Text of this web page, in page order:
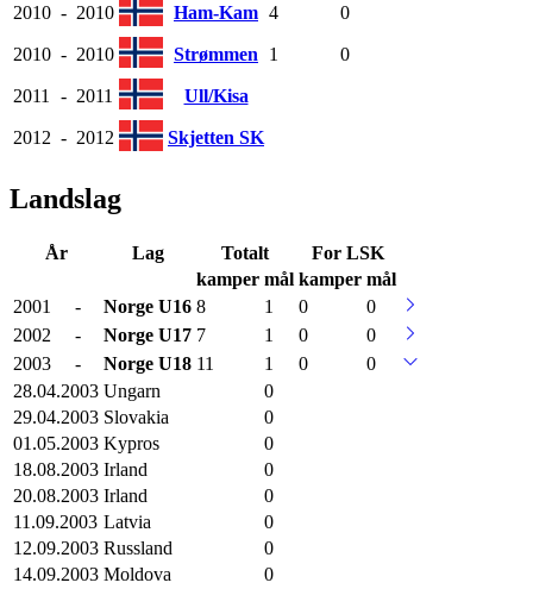
2010 - 2010 Ham-Kam 4 0
2010 - 2010 Strømmen 1 0
2011 - 2011 Ull/Kisa
2012 - 2012 Skjetten SK
Landslag
År Lag Totalt
For LSK
kamper mål kamper mål
2001
- Norge U16 8 1 0
0
2002
- Norge U17 7 1 0
0
2003
- Norge U18 11 1 0
0
28.04.2003 Ungarn
0
29.04.2003 Slovakia
0
01.05.2003 Kypros
0
18.08.2003 Irland
0
20.08.2003 Irland
0
11.09.2003 Latvia
0
12.09.2003 Russland
0
14.09.2003 Moldova
0